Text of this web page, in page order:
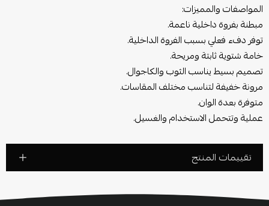
المواصفات والمميزات:
مبطنة بفروة داخلية ناعمة.
توفر دفء فعلي بسبب الفروة الداخلية.
خامة شتوية ثابتة ومريحة.
تصميم بسيط يناسب الثوب والكاجوال.
مرونة خفيفة لتناسب مختلف المقاسات.
متوفرة بعدة الوان.
عملية وتتحمل الاستخدام والغسيل.
تقييمات المنتج